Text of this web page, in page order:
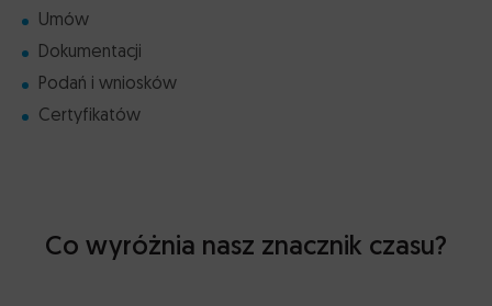
Umów
Dokumentacji
Podań i wniosków
Certyfikatów
Co wyróżnia nasz znacznik czasu?